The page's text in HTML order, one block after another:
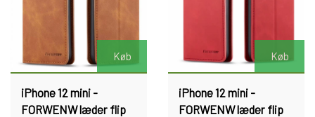
Køb
iPhone 12 mini -
FORWENW læder flip
Køb
iPhone 12 mini -
FORWENW læder flip